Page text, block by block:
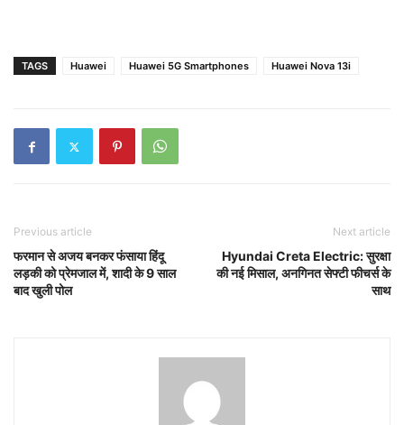
TAGS Huawei Huawei 5G Smartphones Huawei Nova 13i
Previous article
फरमान से अजय बनकर फंसाया हिंदू
लड़की को प्रेमजाल में, शादी के 9 साल
बाद खुली पोल
Next article
Hyundai Creta Electric: सुरक्षा
की नई मिसाल, अनगिनत सेफ्टी फीचर्स के
साथ